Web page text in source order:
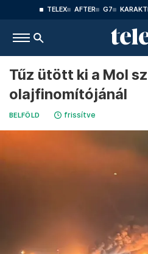
TELEX AFTER G7
Tűz ütött ki a Mol
olajfinomítójánál
BELFÖLD frissítve